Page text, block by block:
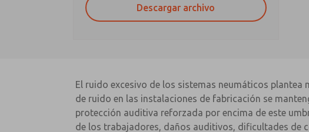
Descargar archivo
El ruido excesivo de los sistemas neumáticos plantea
de ruido en las instalaciones de fabricación se
protección auditiva reforzada por encima de este
de los trabajadores, daños auditivos, dificultades de